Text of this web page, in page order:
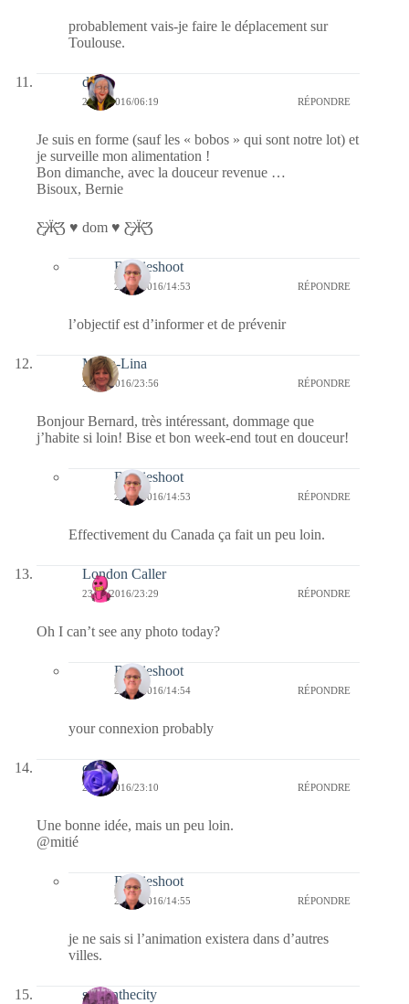
probablement vais-je faire le déplacement sur
Toulouse.
dom
24/01/2016/06:19 RÉPONDRE
Je suis en forme (sauf les « bobos » qui sont notre lot) et
je surveille mon alimentation !
Bon dimanche, avec la douceur revenue …
Bisoux, Bernie
Ƹ̵̡Ӝ̵̨̄Ʒ ♥ dom ♥ Ƹ̵̡Ӝ̵̨̄Ʒ
Bernieshoot
24/01/2016/14:53 RÉPONDRE
l’objectif est d’informer et de prévenir
Maria-Lina
23/01/2016/23:56 RÉPONDRE
Bonjour Bernard, très intéressant, dommage que
j’habite si loin! Bise et bon week-end tout en douceur!
Bernieshoot
24/01/2016/14:53 RÉPONDRE
Effectivement du Canada ça fait un peu loin.
London Caller
23/01/2016/23:29 RÉPONDRE
Oh I can’t see any photo today?
Bernieshoot
24/01/2016/14:54 RÉPONDRE
your connexion probably
covix
23/01/2016/23:10 RÉPONDRE
Une bonne idée, mais un peu loin.
@mitié
Bernieshoot
24/01/2016/14:55 RÉPONDRE
je ne sais si l’animation existera dans d’autres
villes.
sysyinthecity